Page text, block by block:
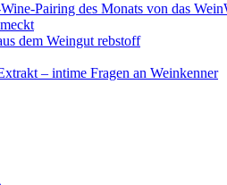
Pairing des Monats von das
dem Weingut rebstoff
– intime Fragen an Weinkenner